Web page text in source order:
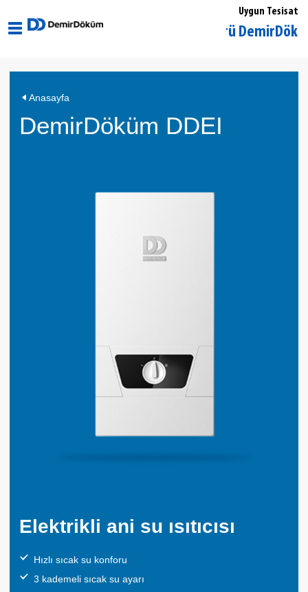
Uygun Tesisat
Edirne Uzunköprü DemirDöküm
Anasayfa
DemirDöküm DDEI
Elektrikli ani su ısıtıcısı
Hızlı sıcak su konforu
3 kademeli sıcak su ayarı